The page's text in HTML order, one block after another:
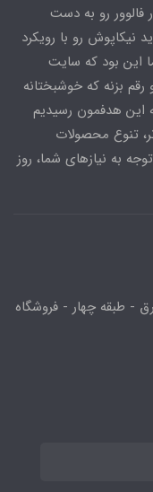
کنیم که اعتماد نزدیک به 500 هزار فالوور رو به دست
رو با رویکرد
این بود که سایت
بزنه که خوشبختانه
این هدفمون رسیدیم
تنوع محصولات
به نیازهای شما، روز
طبقه چهار - فروشگاه